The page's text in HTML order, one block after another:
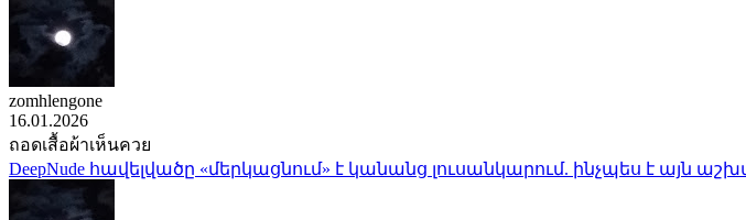
zomhlengone
16.01.2026
ถอดเสื้อผ้าเห็นควย
DeepNude հավելվածը «մերկացնում» է կանանց լուսանկարում. ինչպես է այն